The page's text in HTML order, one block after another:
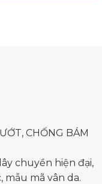
CHỐNG BÁM
chuyền hiện đại,
mẫu mã vân da.